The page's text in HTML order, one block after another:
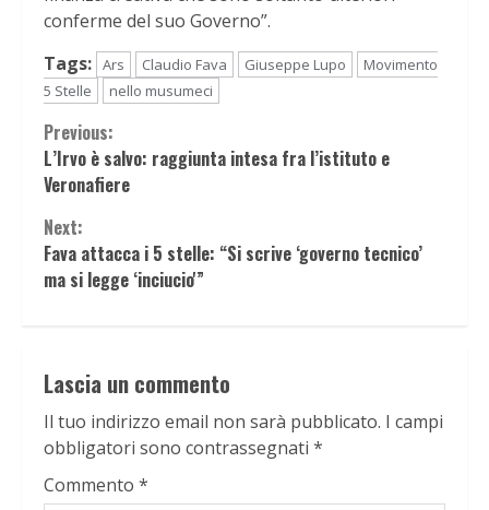
conferme del suo Governo”.
Tags: Ars Claudio Fava Giuseppe Lupo
Movimento
5 Stelle
nello musumeci
Continue
Reading
Previous:
L’Irvo è salvo: raggiunta intesa fra l’istituto e
Veronafiere
Next:
Fava attacca i 5 stelle: “Si scrive ‘governo tecnico’
ma si legge ‘inciucio'”
Lascia un commento
Il tuo indirizzo email non sarà pubblicato. I campi
obbligatori sono contrassegnati *
Commento *